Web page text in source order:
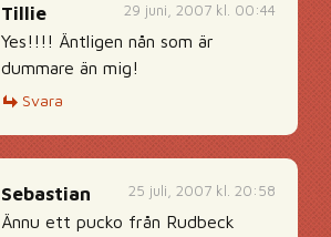
29 juni, 2007 kl. 00:44
Tillie
Yes!!!! Äntligen nån som är
dummare än mig!
Svara
25 juli, 2007 kl. 20:58
Sebastian
Ännu ett pucko från Rudbeck